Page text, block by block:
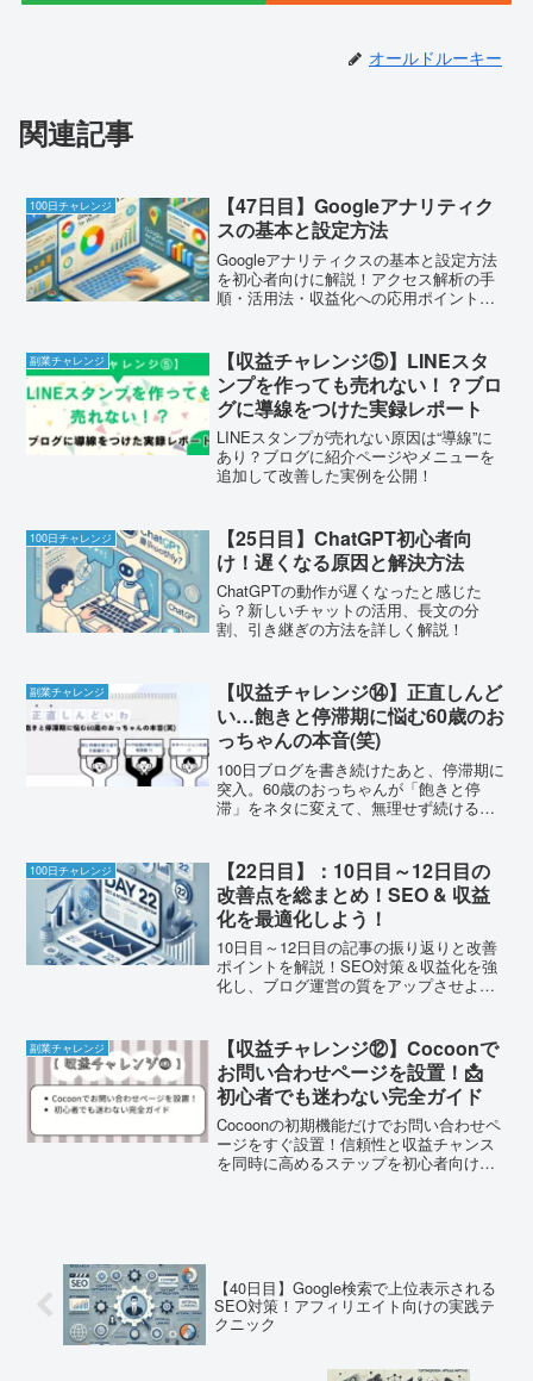
オールドルーキー
関連記事
100日チャレンジ
【47日目】Googleアナリティク
スの基本と設定方法
Googleアナリティクスの基本と設定方法
を初心者向けに解説！アクセス解析の手
順・活用法・収益化への応用ポイントを
副業チャレンジ
【収益チャレンジ⑤】LINEスタ
ンプを作っても売れない！？ブロ
グに導線をつけた実録レポート
LINEスタンプが売れない原因は“導線”に
あり？ブログに紹介ページやメニューを
追加して改善した実例を公開！
100日チャレンジ
【25日目】ChatGPT初心者向
け！遅くなる原因と解決方法
ChatGPTの動作が遅くなったと感じた
ら？新しいチャットの活用、長文の分
割、引き継ぎの方法を詳しく解説！
副業チャレンジ
【収益チャレンジ⑭】正直しんど
い…飽きと停滞期に悩む60歳のお
っちゃんの本音(笑)
100日ブログを書き続けたあと、停滞期に
突入。60歳のおっちゃんが「飽きと停
滞」をネタに変えて、無理せず続ける工
100日チャレンジ
【22日目】：10日目～12日目の
改善点を総まとめ！SEO & 収益
化を最適化しよう！
10日目～12日目の記事の振り返りと改善
ポイントを解説！SEO対策＆収益化を強
化し、ブログ運営の質をアップさせよ
副業チャレンジ
【収益チャレンジ⑫】Cocoonで
お問い合わせページを設置！📩
初心者でも迷わない完全ガイド
Cocoonの初期機能だけでお問い合わせペ
ージをすぐ設置！信頼性と収益チャンス
を同時に高めるステップを初心者向けに
【40日目】Google検索で上位表示される
SEO対策！アフィリエイト向けの実践テ
クニック